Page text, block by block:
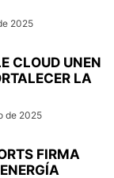
2025
CLOUD UNEN
LA
de 2025
FIRMA